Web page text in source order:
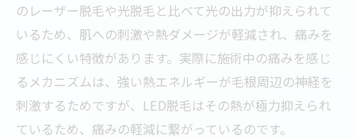
LED脱毛を選ぶ際の注意点と判断基準
痛みに敏感な方へLED脱毛の安心感
痛みに悩む方が選ぶLED脱毛の理由
過去の脱毛で挫折した方も安心のLED
LED脱毛は痛みに敏感な女性におすすめ
のレーザー脱毛や光脱毛と比べて光の出力が抑えられて
いるため、肌への刺激や熱ダメージが軽減され、痛みを
感じにくい特徴があります。実際に施術中の痛みを感じ
るメカニズムは、強い熱エネルギーが毛根周辺の神経を
刺激するためですが、LED脱毛はその熱が極力抑えられ
ているため、痛みの軽減に繋がっているのです。